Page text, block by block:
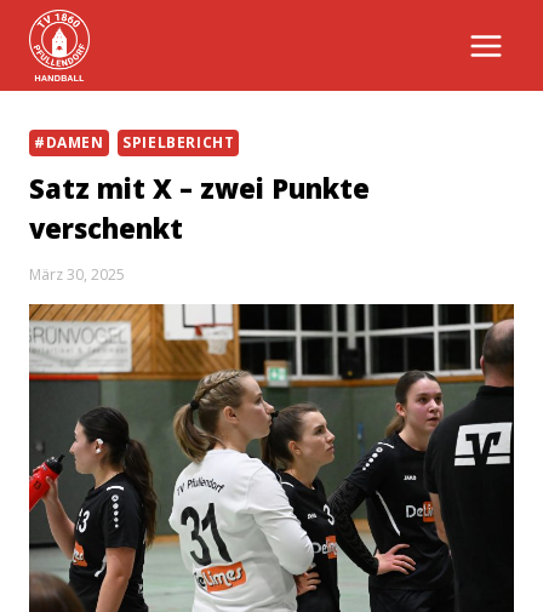
Inhalt
springen
#DAMEN SPIELBERICHT
Satz mit X – zwei Punkte
verschenkt
März 30, 2025